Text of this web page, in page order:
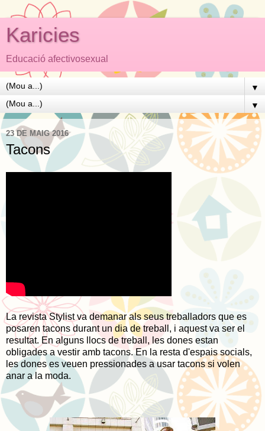
Karicies
Educació afectivosexual
▼
▼
23 DE MAIG 2016
Tacons
La revista Stylist va demanar als seus treballadors que es
posaren tacons durant un dia de treball, i aquest va ser el
resultat. En alguns llocs de treball, les dones estan
obligades a vestir amb tacons. En la resta d'espais socials,
les dones es veuen pressionades a usar tacons si volen
anar a la moda.